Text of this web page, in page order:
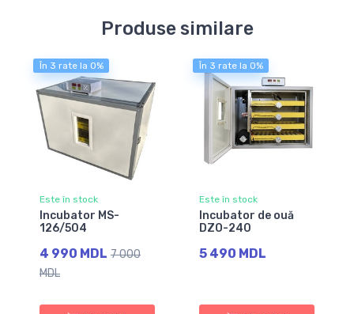
Produse similare
În 3 rate la 0%
Este în stock
Incubator MS-
126/504
4 990 MDL 7 000
MDL
În 3 rate la 0%
Este în stock
Incubator de ouă
DZO-240
5 490 MDL